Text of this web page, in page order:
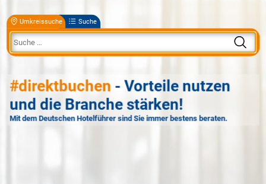
Umkreissuche Suche
#direktbuchen - Vorteile nutzen
und die Branche stärken!
Mit dem Deutschen Hotelführer sind Sie immer bestens beraten.